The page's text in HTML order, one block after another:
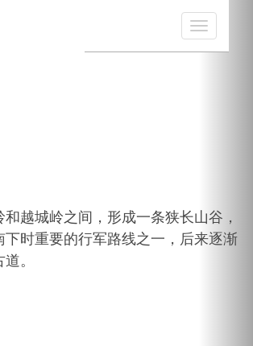
越城岭之间，形成一条狭长山谷，
下时重要的行军路线之一，后来逐渐
。